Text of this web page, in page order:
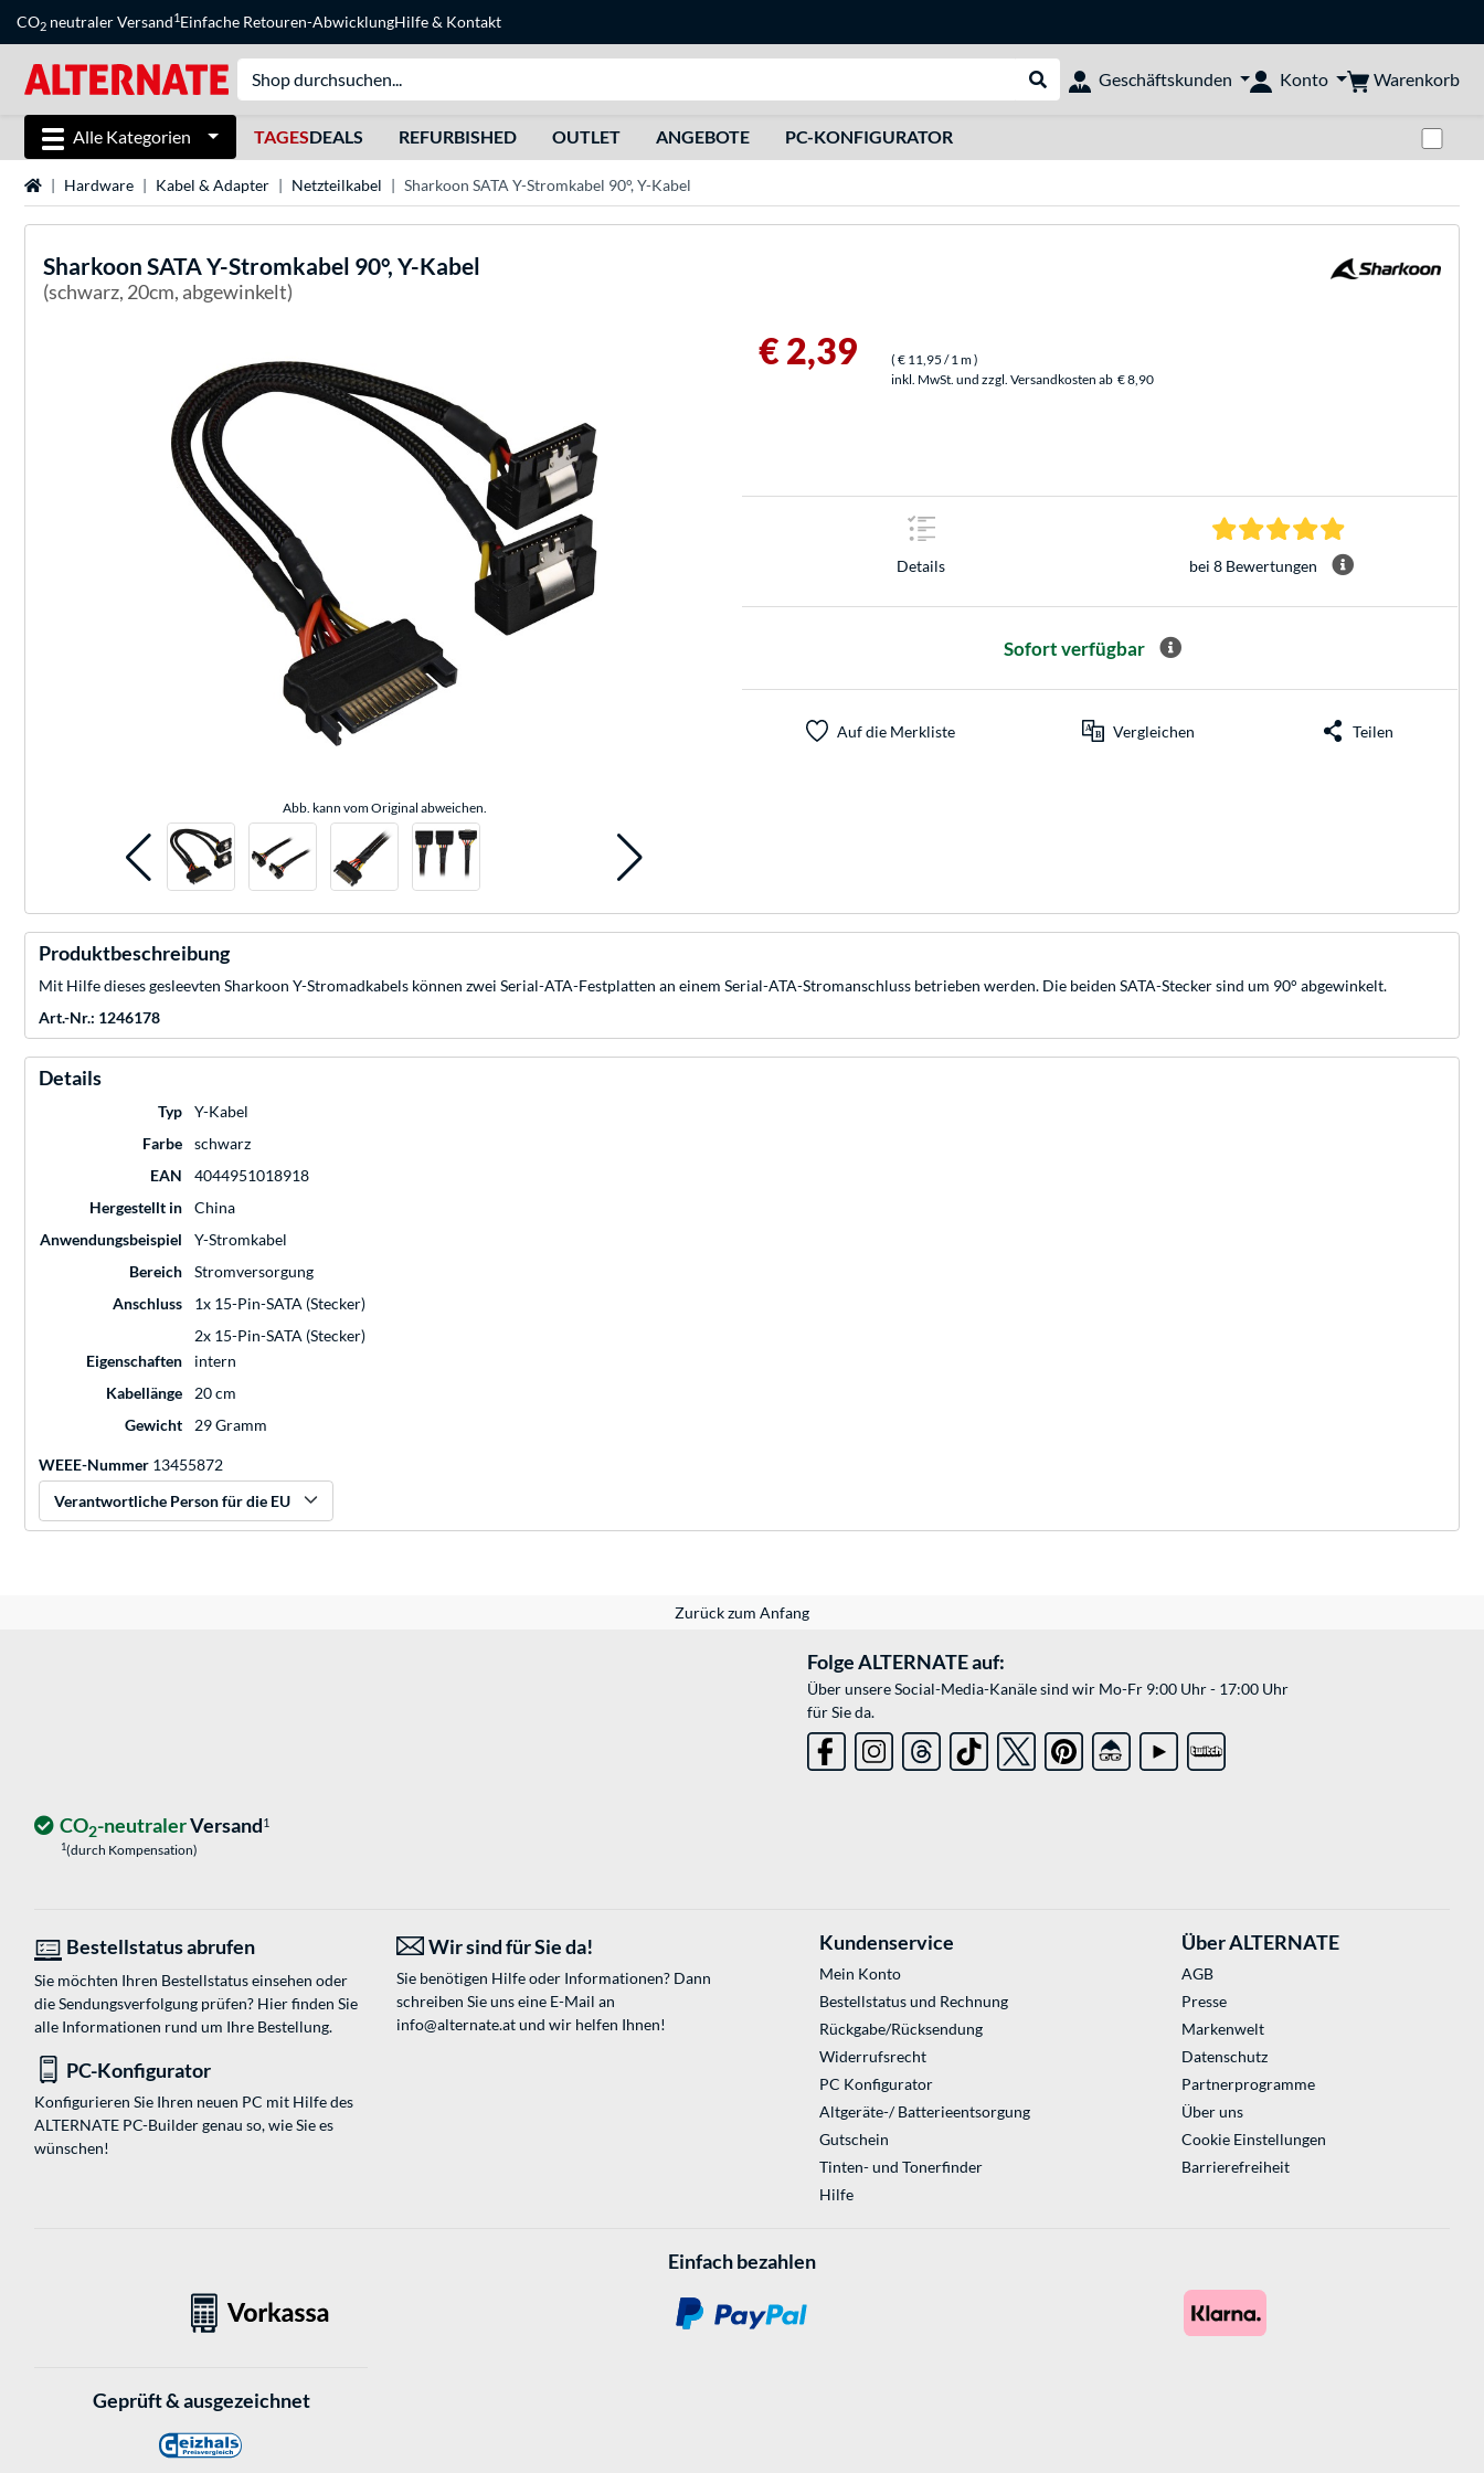
CO2 neutraler Versand1Einfache Retouren-AbwicklungHilfe& Kontakt
Suche durchführen
Geschäftskunden Konto Warenkorb
Alle Kategorien TAGESDEALS REFURBISHED OUTLET ANGEBOTE PC-KONFIGURATOR
StartseiteHardware Kabel & Adapter Netzteilkabel Sharkoon SATA Y-Stromkabel 90°, Y-Kabel
Sharkoon SATA Y-Stromkabel 90°, Y-Kabel
(schwarz, 20cm, abgewinkelt)
Abb. kann vom Original abweichen.
€ 2,39 ( € 11,95 / 1 m)
inkl. MwSt. und zzgl. Versandkosten ab € 8,90
Details
4.9 Sterne bei 8
bei 8 Bewertungen
Sofort verfügbar
Auf die Merkliste Vergleichen Teilen
Produktbeschreibung
Mit Hilfe dieses gesleevten Sharkoon Y-Stromadkabels können zwei Serial-ATA-Festplatten an einem Serial-ATA-Stromanschluss betrieben werden. Die beiden SATA-Stecker sind um 90° abgewinkelt.
Art.-Nr.: 1246178
Details
Typ
Y-Kabel
Farbe
schwarz
EAN
4044951018918
Hergestellt in
China
Anwendungsbeispiel
Y-Stromkabel
Bereich
Stromversorgung
Anschluss
1x 15-Pin-SATA (Stecker)
2x 15-Pin-SATA (Stecker)
Eigenschaften
intern
Kabellänge
20 cm
Gewicht
29 Gramm
WEEE-Nummer 13455872
Verantwortliche Person für die EU
Zurück zum Anfang
Folge ALTERNATE auf:
Über unsere Social-Media-Kanäle sind wir Mo-Fr 9:00 Uhr - 17:00 Uhr
für Sie da.
CO2-neutralerVersand1
1(durch Kompensation)
Bestellstatus abrufen
Sie möchten Ihren Bestellstatus einsehen oder
die Sendungsverfolgung prüfen? Hier finden Sie
alle Informationen rund um Ihre Bestellung.
Wir sind für Sie da!
Sie benötigen Hilfe oder Informationen? Dann
schreiben Sie uns eine E-Mail an
info@alternate.atund wir helfen Ihnen!
PC-Konfigurator
Konfigurieren Sie Ihren neuen PC mit Hilfe des
ALTERNATE PC-Builder genau so, wie Sie es
wünschen!
Kundenservice
Mein Konto
Bestellstatus und Rechnung
Rückgabe/Rücksendung
Widerrufsrecht
PC Konfigurator
Altgeräte-/ Batterieentsorgung
Gutschein
Tinten- und Tonerfinder
Hilfe
Über ALTERNATE
AGB
Presse
Markenwelt
Datenschutz
Partnerprogramme
Über uns
Cookie Einstellungen
Barrierefreiheit
Einfach bezahlen
Geprüft & ausgezeichnet